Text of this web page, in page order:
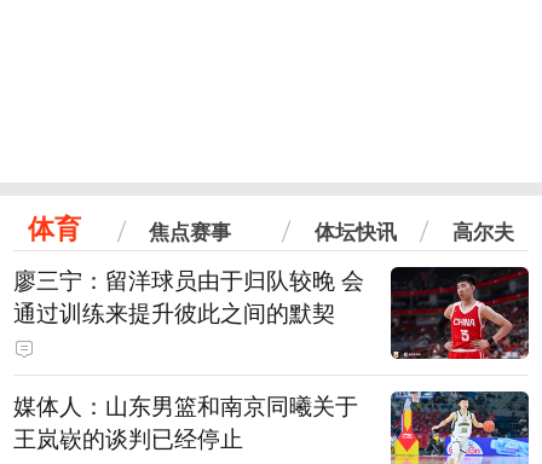
体育 焦点赛事 体坛快讯 高尔夫
廖三宁：留洋球员由于归队较晚 会
通过训练来提升彼此之间的默契
媒体人：山东男篮和南京同曦关于
王岚嵚的谈判已经停止